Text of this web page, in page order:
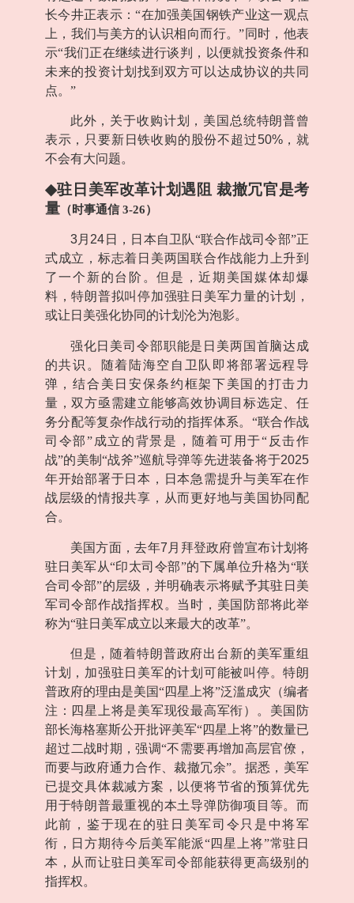
长今井正表示：“在加强美国钢铁产业这一观点
上，我们与美方的认识相向而行。”同时，他表
示“我们正在继续进行谈判，以便就投资条件和
未来的投资计划找到双方可以达成协议的共同
点。”
此外，关于收购计划，美国总统特朗普曾
表示，只要新日铁收购的股份不超过50%，就
不会有大问题。
◆驻日美军改革计划遇阻 裁撤冗官是考
量（时事通信3-26）
3月24 日，日本自卫队“联合作战司令部”正
式成立，标志着日美两国联合作战能力上升到
了一个新的台阶。但是，近期美国媒体却爆
料，特朗普拟叫停加强驻日美军力量的计划，
或让日美强化协同的计划沦为泡影。
强化日美司令部职能是日美两国首脑达成
的共识。随着陆海空自卫队即将部署远程导
弹，结合美日安保条约框架下美国的打击力
量，双方亟需建立能够高效协调目标选定、任
务分配等复杂作战行动的指挥体系。“联合作战
司令部”成立的背景是，随着可用于“反击作
战”的美制“战斧”巡航导弹等先进装备将于2025
年开始部署于日本，日本急需提升与美军在作
战层级的情报共享，从而更好地与美国协同配
合。
美国方面，去年7 月拜登政府曾宣布计划将
驻日美军从“印太司令部”的下属单位升格为“联
合司令部”的层级，并明确表示将赋予其驻日美
军司令部作战指挥权。当时，美国防部将此举
称为“驻日美军成立以来最大的改革”。
但是，随着特朗普政府出台新的美军重组
计划，加强驻日美军的计划可能被叫停。特朗
普政府的理由是美国“四星上将”泛滥成灾（编者
注：四星上将是美军现役最高军衔）。美国防
部长海格塞斯公开批评美军“四星上将”的数量已
超过二战时期，强调“不需要再增加高层官僚，
而要与政府通力合作、裁撤冗余”。据悉，美军
已提交具体裁减方案，以便将节省的预算优先
用于特朗普最重视的本土导弹防御项目等。而
此前，鉴于现在的驻日美军司令只是中将军
衔，日方期待今后美军能派“四星上将”常驻日
本，从而让驻日美军司令部能获得更高级别的
指挥权。